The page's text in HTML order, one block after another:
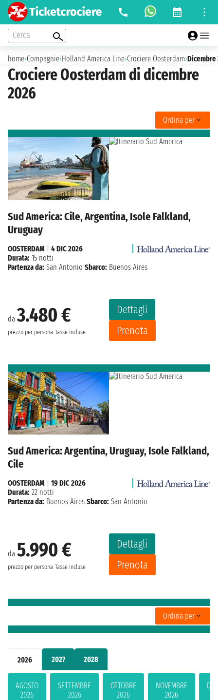
Cerca
home›Compagnie›Holland America Line›Crociere Oosterdam›Dicembre
Crociere Oosterdam di dicembre
2026
2026 2027 2028
AGOSTO
2026
SETTEMBRE
2026
OTTOBRE
2026
NOVEMBRE
2026
Ordina per
Sud America: Cile, Argentina, Isole Falkland,
Uruguay
da3.480 €
prezzo per persona Tasse incluse
Dettagli
Prenota
OOSTERDAM
4 DIC 2026
Durata: 15 notti
Partenza da: San Antonio Sbarco: Buenos Aires
Sud America: Argentina, Uruguay, Isole Falkland,
Cile
da 5.990 €
prezzo per persona Tasse incluse
Dettagli
Prenota
OOSTERDAM
19 DIC 2026
Durata: 22 notti
Partenza da: Buenos Aires Sbarco: San Antonio
Ordina per